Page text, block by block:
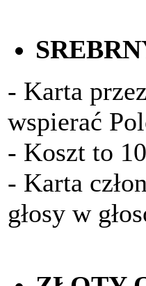
- Karta
wspierać
- Koszt to
- Karta
głosy w